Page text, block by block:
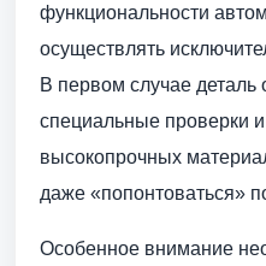
функциональности
осуществлять
В первом случае деталь
специальные проверки и
высокопрочных
даже «попонтоваться»
Особенное внимание